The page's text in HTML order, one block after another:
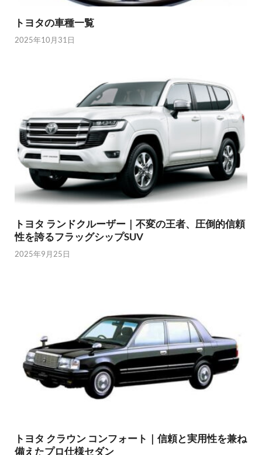
トヨタの車種一覧
2025年10月31日
トヨタ ランドクルーザー｜不変の王者、圧倒的信頼
性を誇るフラッグシップSUV
2025年9月25日
トヨタ クラウン コンフォート｜信頼と実用性を兼ね
備えたプロ仕様セダン